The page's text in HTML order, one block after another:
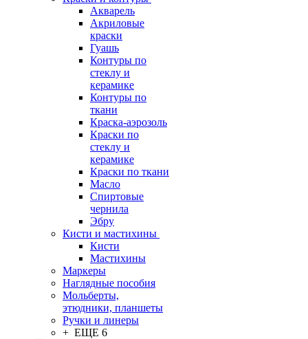
Акварель
Акриловые
краски
Гуашь
Контуры по
стеклу и
керамике
Контуры по
ткани
Краска-аэрозоль
Краски по
стеклу и
керамике
Краски по ткани
Масло
Спиртовые
чернила
Эбру
Кисти и мастихины
Кисти
Мастихины
Маркеры
Наглядные пособия
Мольберты,
этюдники, планшеты
Ручки и линеры
+ ЕЩЕ 6